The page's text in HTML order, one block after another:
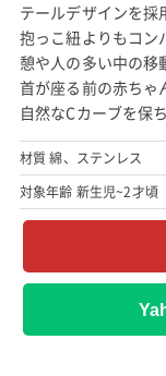
テールデザインを採
抱っこ紐よりもコン
憩や人の多い中の移
首が座る前の赤ちゃ
自然なCカーブを保
材質 綿、ステンレス
対象年齢 新生児~2才頃